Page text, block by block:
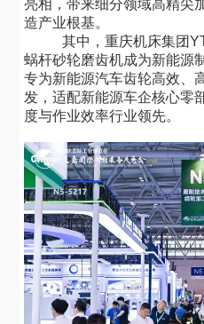
亮相，带来细分领域高精尖
造产业根基。
其中，重庆机床集团
蜗杆砂轮磨齿机成为新能源
专为新能源汽车齿轮高效、
发，适配新能源车企核心零
度与作业效率行业领先。